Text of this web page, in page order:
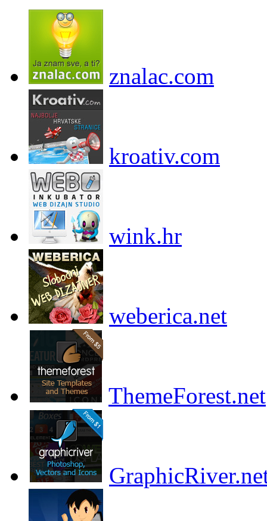
znalac.com
kroativ.com
wink.hr
weberica.net
ThemeForest.net